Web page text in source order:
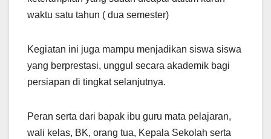
waktu satu tahun ( dua semester)
Kegiatan ini juga mampu menjadikan siswa siswa
yang berprestasi, unggul secara akademik bagi
persiapan di tingkat selanjutnya.
Peran serta dari bapak ibu guru mata pelajaran,
wali kelas, BK, orang tua, Kepala Sekolah serta